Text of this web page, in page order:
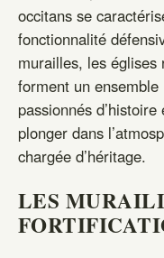
occitans se
fonctionnalité
murailles, les
forment un
passionnés
plonger dans
chargée d’héritage.
LES